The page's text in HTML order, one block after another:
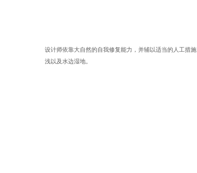
设计师依靠大自然的自我修复能力，并辅以适当的人工措
浅以及水边湿地。